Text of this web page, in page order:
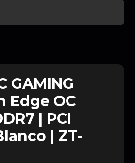
GAMING
Edge OC
| PCI
| ZT-